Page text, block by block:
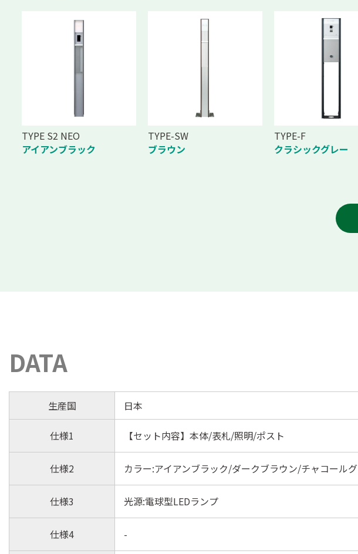
TYPE S2 NEO
アイアンブラック
TYPE-SW
ブラウン
TYPE-F
クラシックグレー
DATA
生産国 日本
仕様1 【セット内容】本体/表札/照明/ポスト
仕様2 カラー:アイアンブラック/ダークブラウン/チャコール
仕様3 光源:電球型LEDランプ
仕様4 -